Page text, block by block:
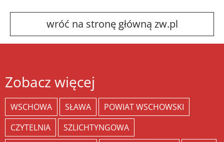
wróć na stronę główną zw.pl
Zobacz więcej
WSCHOWA SŁAWA
POWIAT WSCHOWSKI
CZYTELNIA
SZLICHTYNGOWA